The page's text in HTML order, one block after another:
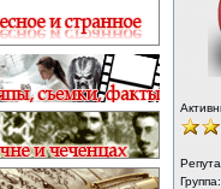
Группа: